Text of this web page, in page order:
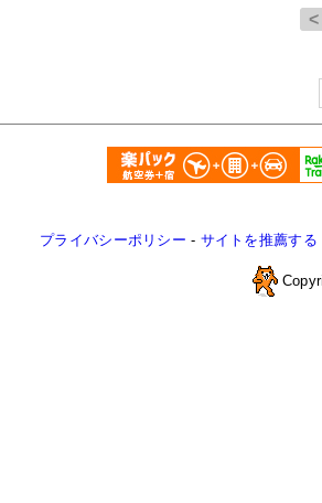
プライバシーポリシー - サイトを推薦する